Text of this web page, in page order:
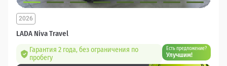
LADA Niva Travel
2026
Гарантия 2 года, без ограничения по
пробегу
Есть предложение?
Улучшим!